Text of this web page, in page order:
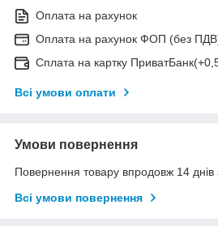
Оплата на рахунок
Оплата на рахунок ФОП (без
Сплата на картку
Всі умови оплати
Умови повернення
Повернення товару впродовж 14 днів
Всі умови повернення